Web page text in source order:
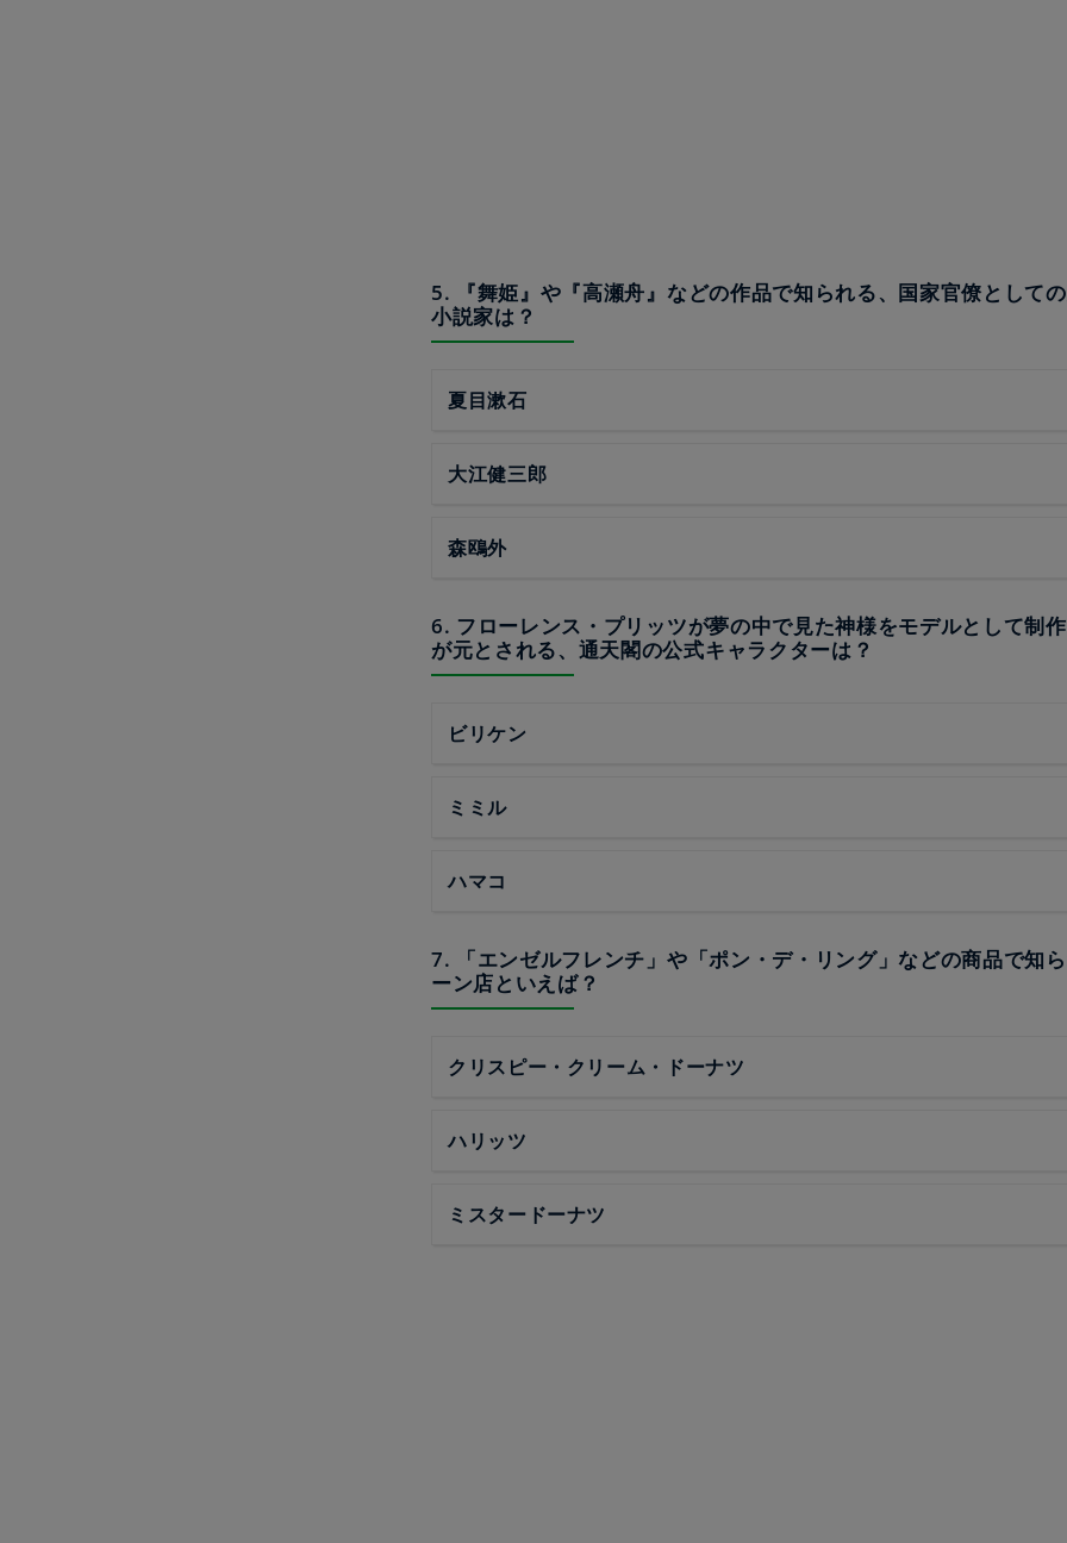
5. 『舞姫』や『高瀬舟』などの作品で知られる、国家官僚として
小説家は？
夏目漱石
大江健三郎
森鴎外
6. フローレンス・プリッツが夢の中で見た神様をモデルとして制
が元とされる、通天閣の公式キャラクターは？
ビリケン
ミミル
ハマコ
7. 「エンゼルフレンチ」や「ポン・デ・リング」などの商品で知
ーン店といえば？
クリスピー・クリーム・ドーナツ
ハリッツ
ミスタードーナツ